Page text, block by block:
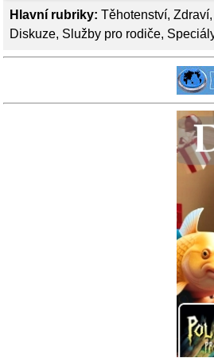
Hlavní rubriky: Těhotenství, Zdraví,
Diskuze, Služby pro rodiče,